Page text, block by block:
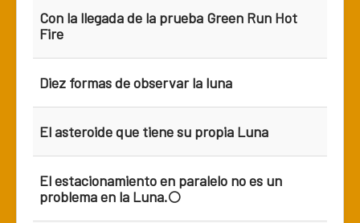
Con la llegada de la prueba Green Run Hot
Fire
Diez formas de observar la luna
El asteroide que tiene su propia Luna
El estacionamiento en paralelo no es un
problema en la Luna.🌕